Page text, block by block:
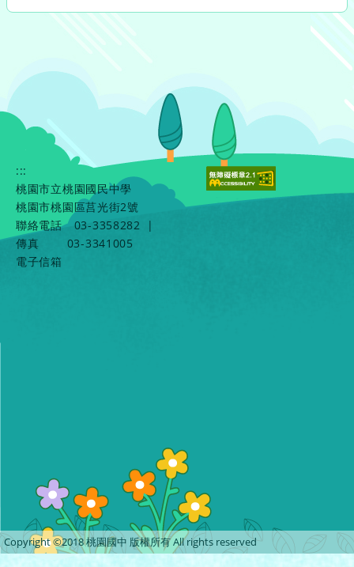
:::
桃園市立桃園國民中學
桃園市桃園區莒光街2號
聯絡電話
03-3358282
|
傳真
03-3341005
電子信箱
Copyright ©2018 桃園國中 版權所有 All rights reserved